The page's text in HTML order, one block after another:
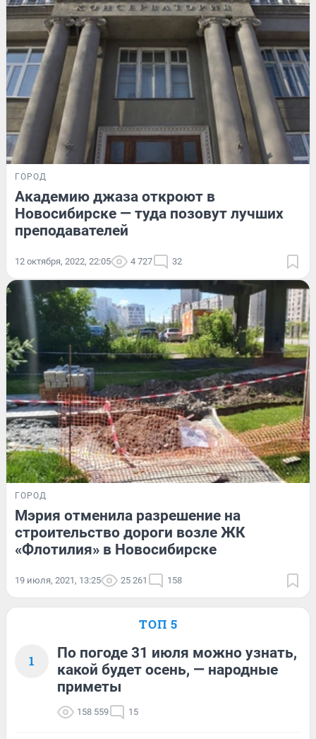
ГОРОД
Академию джаза откроют в
Новосибирске — туда позовут лучших
преподавателей
12 октября, 2022, 22:05 4 727 32
ГОРОД
Мэрия отменила разрешение на
строительство дороги возле ЖК
«Флотилия» в Новосибирске
19 июля, 2021, 13:25 25 261 158
ТОП 5
1
По погоде 31 июля можно узнать,
какой будет осень, — народные
приметы
158 559 15